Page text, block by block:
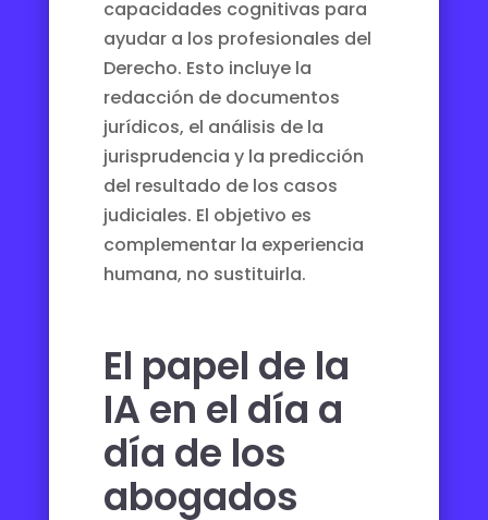
capacidades cognitivas para
ayudar a los profesionales del
Derecho. Esto incluye la
redacción de documentos
jurídicos, el análisis de la
jurisprudencia y la predicción
del resultado de los casos
judiciales. El objetivo es
complementar la experiencia
humana, no sustituirla.
El papel de la
IA en el día a
día de los
abogados